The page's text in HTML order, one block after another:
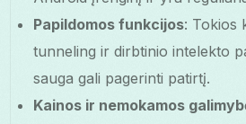
Papildomos funkcijos: Tokios
tunneling ir dirbtinio intelekto
sauga gali pagerinti patirtį.
Kainos ir nemokamos